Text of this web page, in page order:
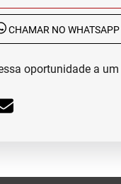
CHAMAR NO WHATSAPP
oportunidade a um